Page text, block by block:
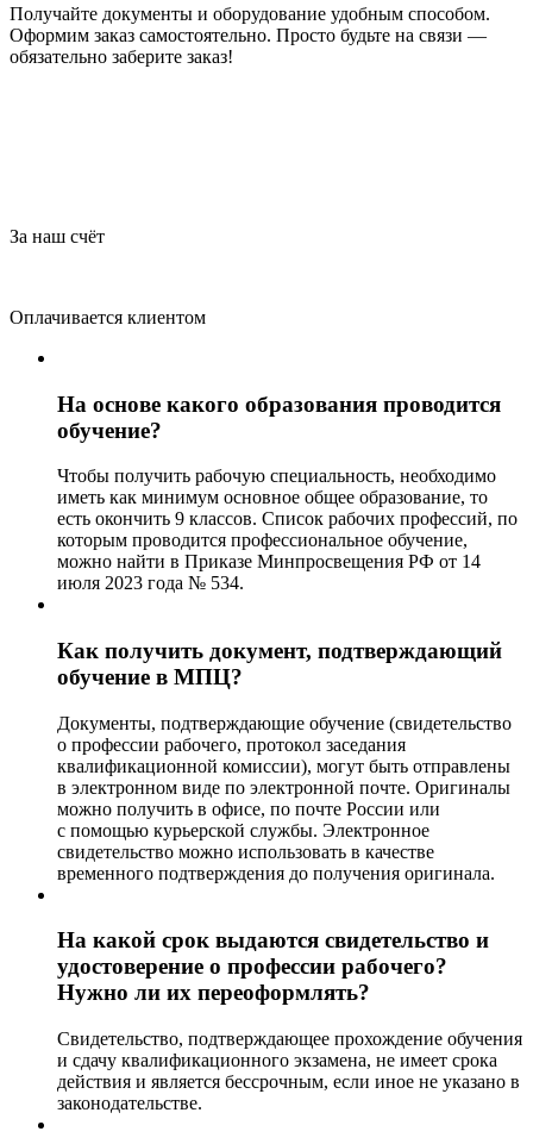
Получайте документы и оборудование удобным способом.
Оформим заказ самостоятельно. Просто будьте на связи —
обязательно заберите заказ!
За наш счёт
Оплачивается клиентом
На основе какого образования проводится
обучение?
Чтобы получить рабочую специальность, необходимо
иметь как минимум основное общее образование, то
есть окончить 9 классов. Список рабочих профессий, по
которым проводится профессиональное обучение,
можно найти в Приказе Минпросвещения РФ от 14
июля 2023 года № 534.
Как получить документ, подтверждающий
обучение в МПЦ?
Документы, подтверждающие обучение (свидетельство
о профессии рабочего, протокол заседания
квалификационной комиссии), могут быть отправлены
в электронном виде по электронной почте. Оригиналы
можно получить в офисе, по почте России или
с помощью курьерской службы. Электронное
свидетельство можно использовать в качестве
временного подтверждения до получения оригинала.
На какой срок выдаются свидетельство и
удостоверение о профессии рабочего?
Нужно ли их переоформлять?
Свидетельство, подтверждающее прохождение обучения
и сдачу квалификационного экзамена, не имеет срока
действия и является бессрочным, если иное не указано в
законодательстве.